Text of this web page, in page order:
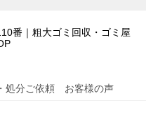
番｜粗大ゴミ回収・ゴミ屋
処分ご依頼 お客様の声